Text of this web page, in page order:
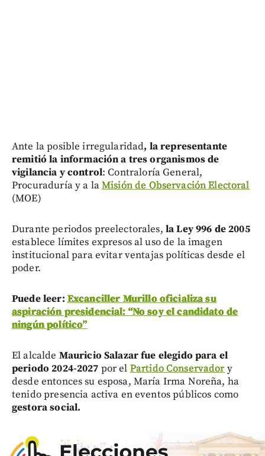
Ante la posible irregularidad, la representante
remitió la información a tres organismos de
vigilancia y control: Contraloría General,
Procuraduría y a laMisión de Observación Electoral
(MOE)
Durante periodos preelectorales, la Ley 996 de 2005
establece límites expresos al uso de la imagen
institucional para evitar ventajas políticas desde el
poder.
Puede leer: Excanciller Murillo oficializa su
aspiración presidencial: “No soy el candidato de
ningún político”
El alcalde Mauricio Salazar fue elegido para el
periodo 2024-2027 por el Partido Conservador y
desde entonces su esposa, María Irma Noreña, ha
tenido presencia activa en eventos públicos como
gestora social.